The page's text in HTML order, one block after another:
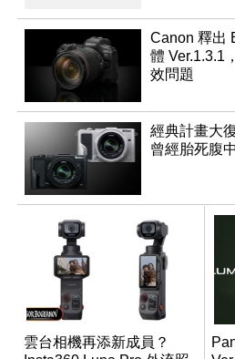
Canon 釋出
體 Ver.1.3.1
效問題
經典計畫大
曾經胎死腹
雲台相機再添新成員？